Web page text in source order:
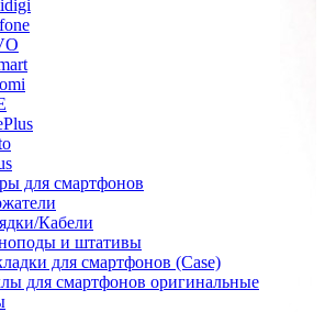
для смартфонов
Кабели
и штативы
для смартфонов (Case)
для смартфонов оригинальные